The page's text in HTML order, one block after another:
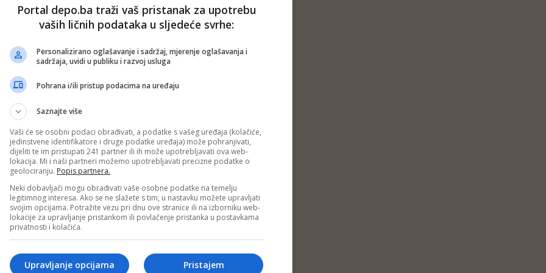
strpljivu igru čekati grešku, dok će BiH svoju šansu
u duelima, brzu tranziciju i kvalitet pojedinaca u
Demirovićbit će u fokusu švicarske odbrane, ali
bi biti uloga veznog reda. Ako BiH uspije dobiti bitku
smanjiti broj lakih gubitaka lopte i natjerati Švicarce da se
svom golu, Zmajevi će imati realnu šansu za veliki
očekuje se i s tribina. Bh. navijači su već u Torontu
ni na drugom kontinentu neće biti sama, a Los
mogao biti nova velika scena za njihovu podršku.
se do sada samo jednom sastale, u prijateljskoj utakmici
kada su Zmajevi slavili sa 2:0. Danas je ulog mnogo
veća, ali poruka ostaje ista: protiv Švicarske se
u grupi B sve četiri selekcije imaju po jedan bod, što
i BiH čini možda i ključnim za dalji rasplet.
u Los Anđelesu napravio bi veliki korak prema nokaut
u posljednje kolo ušao pod ogromnim pritiskom.
Portal depo.ba traži vaš pristanak za upotrebu
vaših ličnih podataka u sljedeće svrhe:
Personalizirano oglašavanje i sadržaj, mjerenje oglašavanja i
sadržaja, uvidi u publiku i razvoj usluga
Pohrana i/ili pristup podacima na uređaju
Saznajte više
Vaši će se osobni podaci obrađivati, a podatke s vašeg uređaja (kolačiće,
jedinstvene identifikatore i druge podatke uređaja) može pohranjivati,
dijeliti te im pristupati 241 partner ili ih može upotrebljavati ova web-
lokacija. Mi i naši partneri možemo upotrebljavati precizne podatke o
geolociranju. Popis partnera.
Neki dobavljači mogu obrađivati vaše osobne podatke na temelju
legitimnog interesa. Ako se ne slažete s tim, u nastavku možete upravljati
svojim opcijama. Potražite vezu pri dnu ove stranice ili na izborniku web-
lokacije za upravljanje pristankom ili povlačenje pristanka u postavkama
privatnosti i kolačića.
Pristajem
Upravljanje opcijama